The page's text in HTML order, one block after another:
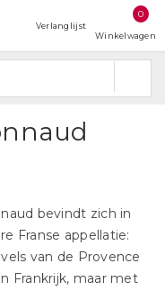
Verlanglijst
0
Winkelwagen
bevindt zich in
Franse appellatie:
van de Provence
Frankrijk, maar met